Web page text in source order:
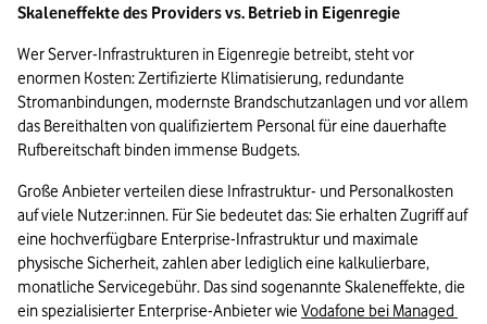
Skaleneffekte des Providers vs. Betrieb in Eigenregie
Wer Server-Infrastrukturen in Eigenregie betreibt, steht vor
enormen Kosten: Zertifizierte Klimatisierung, redundante
Stromanbindungen, modernste Brandschutzanlagen und vor allem
das Bereithalten von qualifiziertem Personal für eine dauerhafte
Rufbereitschaft binden immense Budgets.
Große Anbieter verteilen diese Infrastruktur- und Personalkosten
auf viele Nutzer:innen. Für Sie bedeutet das: Sie erhalten Zugriff auf
eine hochverfügbare Enterprise-Infrastruktur und maximale
physische Sicherheit, zahlen aber lediglich eine kalkulierbare,
monatliche Servicegebühr. Das sind sogenannte Skaleneffekte, die
ein spezialisierter Enterprise-Anbieter wie Vodafone bei Managed